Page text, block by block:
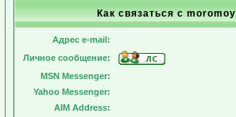
Как связаться с moromoy
Адрес e-mail:
Личное сообщение:
MSN Messenger:
Yahoo Messenger:
AIM Address: